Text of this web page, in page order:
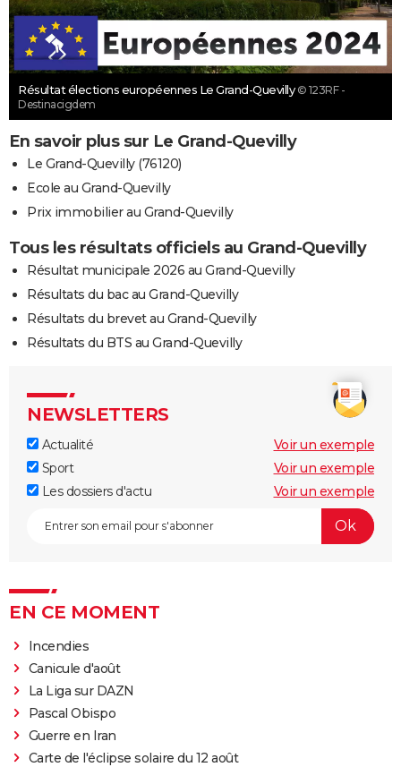
Résultat élections européennes Le Grand-Quevilly © 123RF -
Destinacigdem
En savoir plus sur Le Grand-Quevilly
Le Grand-Quevilly (76120)
Ecole au Grand-Quevilly
Prix immobilier au Grand-Quevilly
Tous les résultats officiels au Grand-Quevilly
Résultat municipale 2026 au Grand-Quevilly
Résultats du bac au Grand-Quevilly
Résultats du brevet au Grand-Quevilly
Résultats du BTS au Grand-Quevilly
NEWSLETTERS
Actualité
Voir un exemple
Sport
Voir un exemple
Les dossiers d'actu
Voir un exemple
EN CE MOMENT
Incendies
Canicule d'août
La Liga sur DAZN
Pascal Obispo
Guerre en Iran
Carte de l'éclipse solaire du 12 août